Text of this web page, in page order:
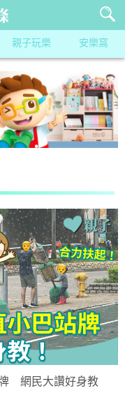
親子玩樂 安樂窩
網民大讚好身教